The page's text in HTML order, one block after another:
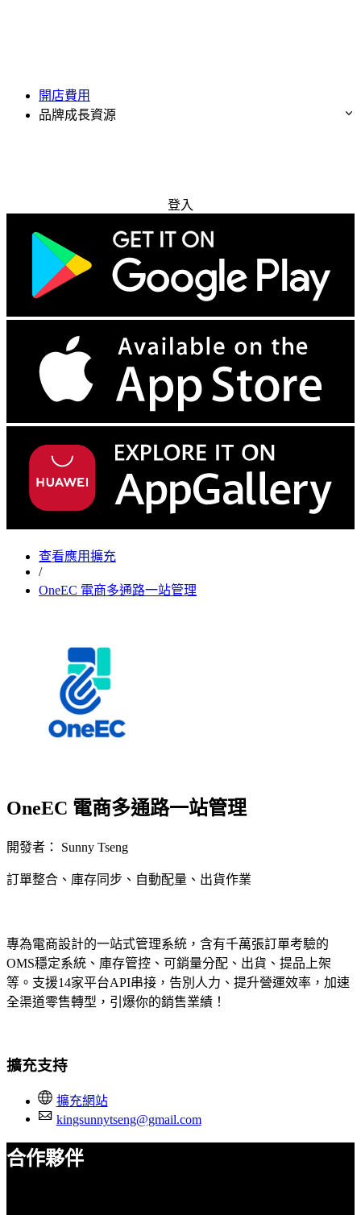
開店費用
品牌成長資源
登入
查看應用擴充
/
OneEC 電商多通路一站管理
OneEC 電商多通路一站管理
開發者： Sunny Tseng
訂單整合、庫存同步、自動配量、出貨作業
專為電商設計的一站式管理系統，含有千萬張訂單考驗的
OMS穩定系統、庫存管控、可銷量分配、出貨、提品上架
等。支援14家平台API串接，告別人力、提升營運效率，加速
全渠道零售轉型，引爆你的銷售業績！
擴充支持
擴充網站
kingsunnytseng@gmail.com
合作夥伴